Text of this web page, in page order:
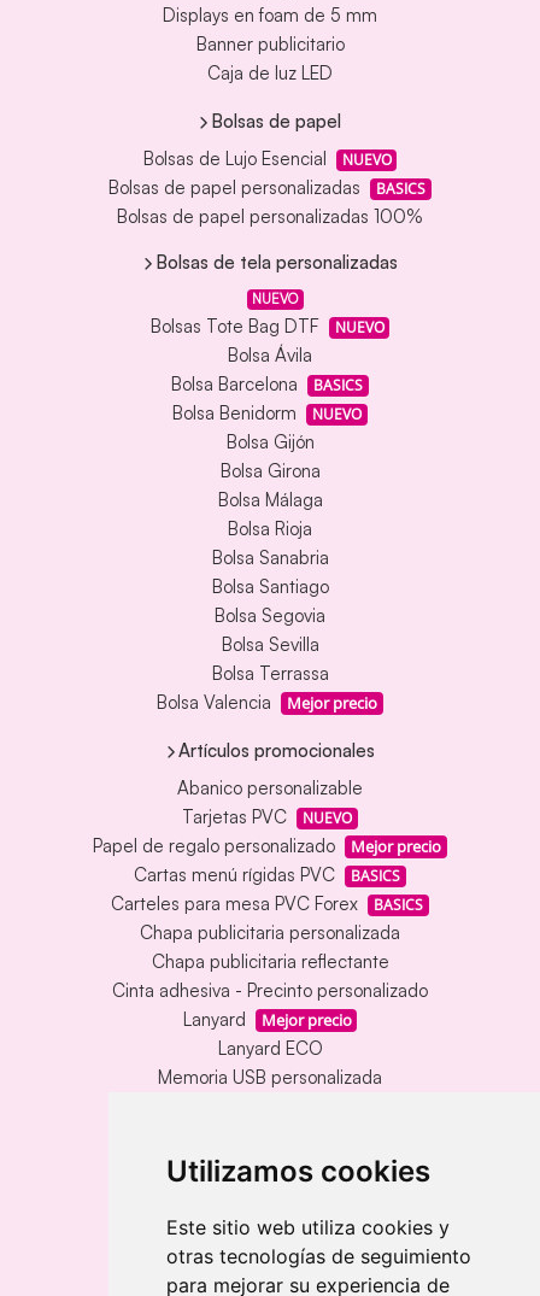
Utilizamos cookies
Este sitio web utiliza cookies y
otras tecnologías de seguimiento
para mejorar su experiencia de
Displays en foam de 5 mm
Banner publicitario
Caja de luz LED
Bolsas de papel
Bolsas de Lujo Esencial
NUEVO
Bolsas de papel personalizadas BASICS
Bolsas de papel personalizadas 100%
Bolsas de tela personalizadas
NUEVO
Bolsas Tote Bag DTF NUEVO
Bolsa Ávila
Bolsa Barcelona
BASICS
Bolsa Benidorm NUEVO
Bolsa Gijón
Bolsa Girona
Bolsa Málaga
Bolsa Rioja
Bolsa Sanabria
Bolsa Santiago
Bolsa Segovia
Bolsa Sevilla
Bolsa Terrassa
Bolsa Valencia
Mejor precio
Artículos promocionales
Abanico personalizable
Tarjetas PVC
NUEVO
Papel de regalo personalizado Mejor precio
Cartas menú rígidas PVC BASICS
Carteles para mesa PVC Forex BASICS
Chapa publicitaria personalizada
Chapa publicitaria reflectante
Cinta adhesiva - Precinto personalizado
Lanyard
Mejor precio
Lanyard ECO
Memoria USB personalizada
Llavero redondo en madera y metal
Llavero rectangular en madera clara
Banderolas